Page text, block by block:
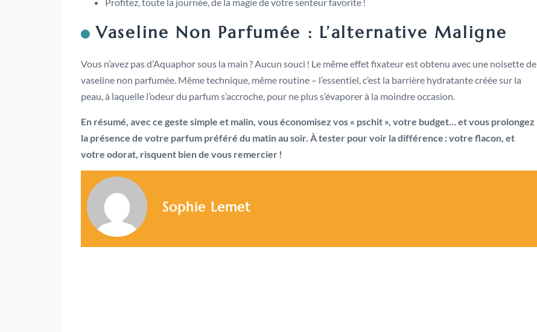
Profitez, toute la journée, de la magie de votre senteur favorite !
Vaseline Non Parfumée : L’alternative Maligne
Vous n’avez pas d’Aquaphor sous la main ? Aucun souci ! Le même effet fixateur est obtenu avec une noisette de
vaseline non parfumée. Même technique, même routine – l’essentiel, c’est la barrière hydratante créée sur la
peau, à laquelle l’odeur du parfum s’accroche, pour ne plus s’évaporer à la moindre occasion.
En résumé, avec ce geste simple et malin, vous économisez vos « pschit », votre budget… et vous prolongez
la présence de votre parfum préféré du matin au soir. À tester pour voir la différence : votre flacon, et
votre odorat, risquent bien de vous remercier !
Sophie Lemet